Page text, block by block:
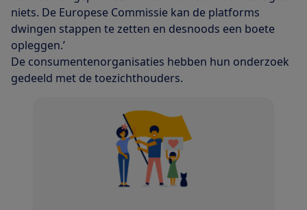
niets. De Europese Commissie kan de platforms
dwingen stappen te zetten en desnoods een boete
opleggen.’
De consumentenorganisaties hebben hun onderzoek
gedeeld met de toezichthouders.